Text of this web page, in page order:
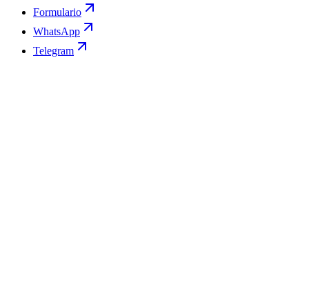
Formulario
WhatsApp
Telegram